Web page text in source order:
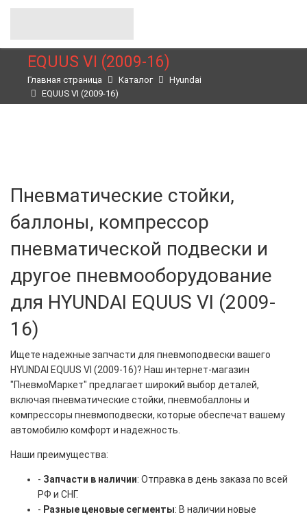
EQUUS VI (2009-16)
Главная страница Каталог
Hyundai
EQUUS VI (2009-16)
Пневматические стойки,
баллоны, компрессор
пневматической подвески и
другое пневмооборудование
для HYUNDAI EQUUS VI (2009-
16)
Ищете надежные запчасти для пневмоподвески вашего
HYUNDAI EQUUS VI (2009-16)? Наш интернет-магазин
"ПневмоМаркет" предлагает широкий выбор деталей,
включая пневматические стойки, пневмобаллоны и
компрессоры пневмоподвески, которые обеспечат вашему
автомобилю комфорт и надежность.
Наши преимущества:
- Запчасти в наличии: Отправка в день заказа по всей
РФ и СНГ.
- Разные ценовые сегменты: В наличии новые